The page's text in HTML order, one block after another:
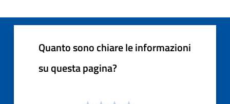
Quanto sono chiare le informazioni
su questa pagina?